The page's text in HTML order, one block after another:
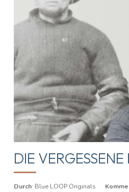
DIE
Durch: Blue LOOP Originals